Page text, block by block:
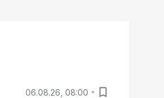
06.08.26, 08:00